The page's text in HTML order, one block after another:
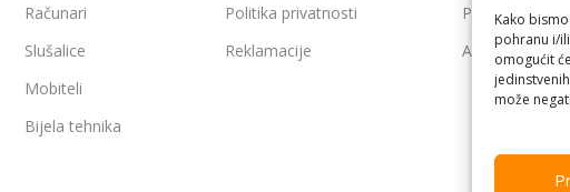
Kako
pohranu i/
omogućit
može
Računari
Slušalice
Mobiteli
Bijela tehnika
Politika privatnosti
Reklamacije
Poređenje
Adrese i